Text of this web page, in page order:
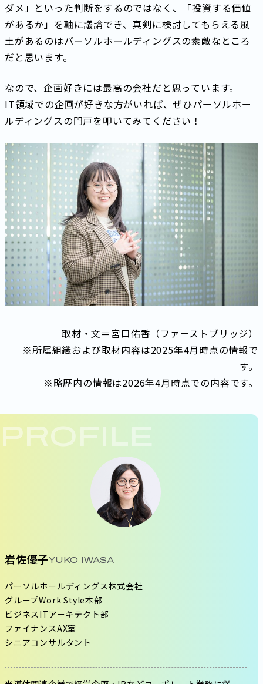
ダメ」といった判断をするのではなく、「投資する価値
があるか」を軸に議論でき、真剣に検討してもらえる風
土があるのはパーソルホールディングスの素敵なところ
だと思います。
なので、企画好きには最高の会社だと思っています。
IT領域での企画が好きな方がいれば、ぜひパーソルホー
ルディングスの門戸を叩いてみてください！
取材・文＝宮口佑香（ファーストブリッジ）
※所属組織および取材内容は2025年4月時点の情報で
す。
※略歴内の情報は2026年4月時点での内容です。
PROFILE
岩佐優子YUKO IWASA
パーソルホールディングス株式会社
グループWork Style本部
ビジネスITアーキテクト部
ファイナンスAX室
シニアコンサルタント